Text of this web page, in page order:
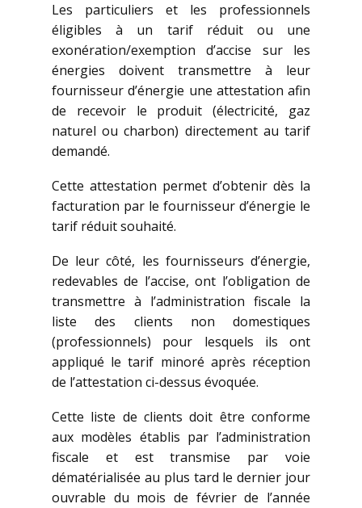
Les particuliers et les professionnels
éligibles à un tarif réduit ou une
exonération/exemption d’accise sur les
énergies doivent transmettre à leur
fournisseur d’énergie une attestation afin
de recevoir le produit (électricité, gaz
naturel ou charbon) directement au tarif
demandé.
Cette attestation permet d’obtenir dès la
facturation par le fournisseur d’énergie le
tarif réduit souhaité.
De leur côté, les fournisseurs d’énergie,
redevables de l’accise, ont l’obligation de
transmettre à l’administration fiscale la
liste des clients non domestiques
(professionnels) pour lesquels ils ont
appliqué le tarif minoré après réception
de l’attestation ci-dessus évoquée.
Cette liste de clients doit être conforme
aux modèles établis par l’administration
fiscale et est transmise par voie
dématérialisée au plus tard le dernier jour
ouvrable du mois de février de l’année